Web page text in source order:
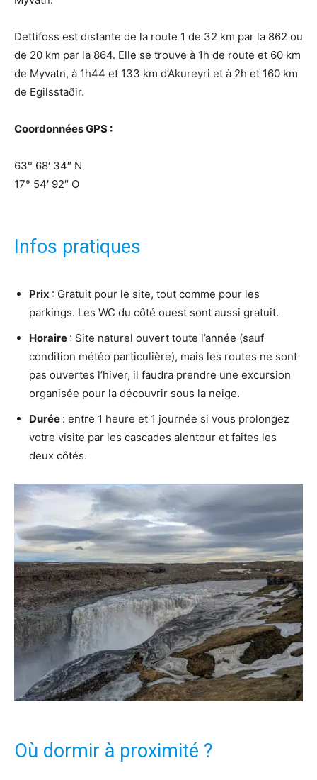
Dettifoss est distante de la route 1 de 32 km par la 862 ou
de 20 km par la 864. Elle se trouve à 1h de route et 60 km
de Myvatn, à 1h44 et 133 km d’Akureyri et à 2h et 160 km
de Egilsstaðir.
Coordonnées GPS :
63° 68′ 34″ N
17° 54′ 92″ O
Infos pratiques
Prix : Gratuit pour le site, tout comme pour les
parkings. Les WC du côté ouest sont aussi gratuit.
Horaire : Site naturel ouvert toute l’année (sauf
condition météo particulière), mais les routes ne sont
pas ouvertes l’hiver, il faudra prendre une excursion
organisée pour la découvrir sous la neige.
Durée : entre 1 heure et 1 journée si vous prolongez
votre visite par les cascades alentour et faites les
deux côtés.
Où dormir à proximité ?